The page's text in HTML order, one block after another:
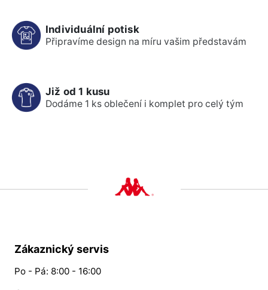
Individuální potisk
Připravíme design na míru vašim představám
Již od 1 kusu
Dodáme 1 ks oblečení i komplet pro celý tým
Zákaznický servis
Po - Pá: 8:00 - 16:00